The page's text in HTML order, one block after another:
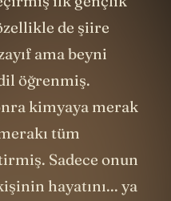
de şiire
ama beyni
öğrenmiş.
kimyaya merak
tüm
Sadece onun
hayatını... ya